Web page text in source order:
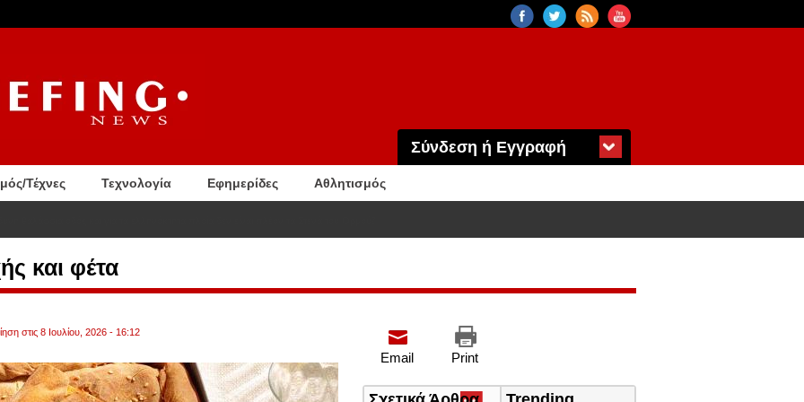
Σύνδεση ή Εγγραφή
Τέχνες Τεχνολογία Εφημερίδες Αθλητισμός
και φέτα
στις 8 Ιουλίου, 2026 - 16:12
Print
Email